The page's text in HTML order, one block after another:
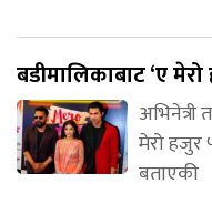
बडीमालिकाबाट ‘ए
अभिनेत्री
मेरो हजुर
बताएकी